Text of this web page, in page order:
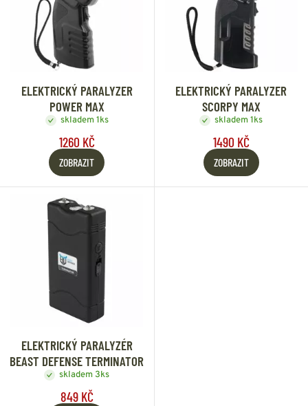
ELEKTRICKÝ PARALYZER
POWER MAX
skladem 1ks
1260 KČ
ZOBRAZIT
ELEKTRICKÝ PARALYZER
SCORPY MAX
skladem 1ks
1490 KČ
ZOBRAZIT
ELEKTRICKÝ PARALYZÉR
BEAST DEFENSE TERMINATOR
skladem 3ks
849 KČ